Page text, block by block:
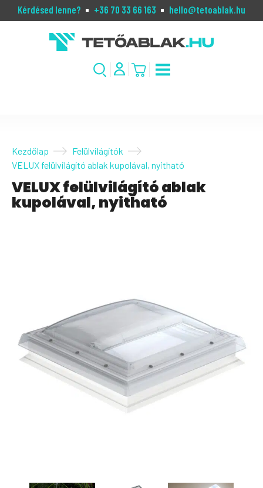
Kérdésed lenne? +36 70 33 66 163 hello@tetoablak.hu
Kezdőlap
Felülvilágítók
VELUX felülvilágító ablak kupolával, nyitható
VELUX felülvilágító ablak
kupolával, nyitható